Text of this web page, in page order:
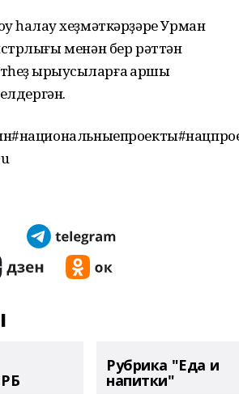
һаҡлау хеҙмәткәрҙәре Урман
менән бер рәттән
ҡырҡыусыларға ҡаршы
Рубрика "Еда и
напитки"